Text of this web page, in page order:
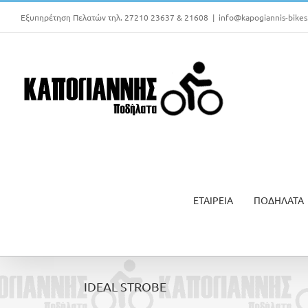
Μετάβαση
περιεχόμενο
Εξυπηρέτηση Πελατών τηλ. 27210 23637 & 21608 | info@kapogiannis-
ΕΤΑΙΡΕΙΑ ΠΟΔΗΛΑΤΑ
IDEAL STROBE